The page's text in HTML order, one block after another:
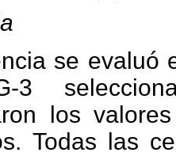
se evaluó
3
los
Todas las